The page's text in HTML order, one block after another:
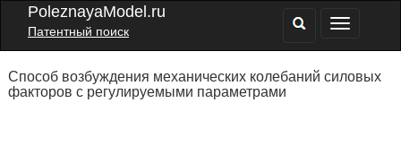
PoleznayaModel.ru
Патентный поиск
Способ возбуждения механических колебаний силовых
факторов с регулируемыми параметрами